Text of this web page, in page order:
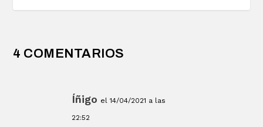
4 COMENTARIOS
Íñigo el 14/04/2021 a las
22:52